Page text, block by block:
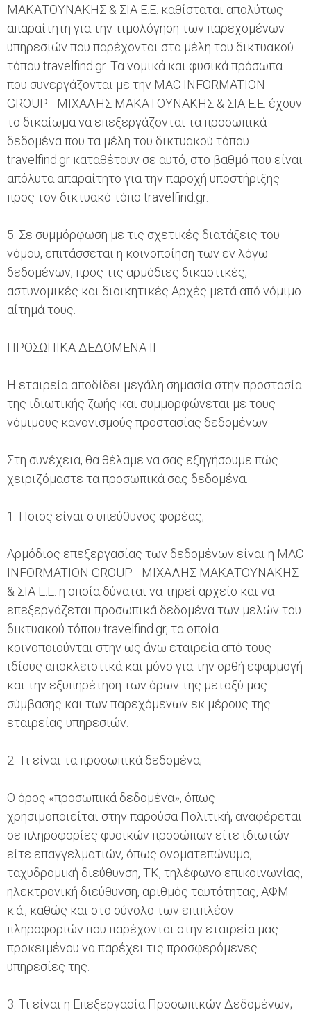
ΜΑΚΑΤΟΥΝΑΚΗΣ & ΣΙΑ Ε.Ε. καθίσταται απολύτως
απαραίτητη για την τιμολόγηση των παρεχομένων
υπηρεσιών που παρέχονται στα μέλη του δικτυακού
τόπου travelfind.gr. Τα νομικά και φυσικά πρόσωπα
που συνεργάζονται με την MAC INFORMATION
GROUP - ΜΙΧΑΛΗΣ ΜΑΚΑΤΟΥΝΑΚΗΣ & ΣΙΑ Ε.Ε. έχουν
το δικαίωμα να επεξεργάζονται τα προσωπικά
δεδομένα που τα μέλη του δικτυακού τόπου
travelfind.gr καταθέτουν σε αυτό, στο βαθμό που είναι
απόλυτα απαραίτητο για την παροχή υποστήριξης
προς τον δικτυακό τόπο travelfind.gr.
5. Σε συμμόρφωση με τις σχετικές διατάξεις του
νόμου, επιτάσσεται η κοινοποίηση των εν λόγω
δεδομένων, προς τις αρμόδιες δικαστικές,
αστυνομικές και διοικητικές Αρχές μετά από νόμιμο
αίτημά τους.
ΠΡΟΣΩΠΙΚΑ ΔΕΔΟΜΕΝΑ ΙΙ
Η εταιρεία αποδίδει μεγάλη σημασία στην προστασία
της ιδιωτικής ζωής και συμμορφώνεται με τους
νόμιμους κανονισμούς προστασίας δεδομένων.
Στη συνέχεια, θα θέλαμε να σας εξηγήσουμε πώς
χειριζόμαστε τα προσωπικά σας δεδομένα.
1. Ποιος είναι ο υπεύθυνος φορέας;
Αρμόδιος επεξεργασίας των δεδομένων είναι η MAC
INFORMATION GROUP - ΜΙΧΑΛΗΣ ΜΑΚΑΤΟΥΝΑΚΗΣ
& ΣΙΑ Ε.Ε. η οποία δύναται να τηρεί αρχείο και να
επεξεργάζεται προσωπικά δεδομένα των μελών του
δικτυακού τόπου travelfind.gr, τα οποία
κοινοποιούνται στην ως άνω εταιρεία από τους
ιδίους αποκλειστικά και μόνο για την ορθή εφαρμογή
και την εξυπηρέτηση των όρων της μεταξύ μας
σύμβασης και των παρεχόμενων εκ μέρους της
εταιρείας υπηρεσιών.
2. Τι είναι τα προσωπικά δεδομένα;
Ο όρος «προσωπικά δεδομένα», όπως
χρησιμοποιείται στην παρούσα Πολιτική, αναφέρεται
σε πληροφορίες φυσικών προσώπων είτε ιδιωτών
είτε επαγγελματιών, όπως ονοματεπώνυμο,
ταχυδρομική διεύθυνση, ΤΚ, τηλέφωνο επικοινωνίας,
ηλεκτρονική διεύθυνση, αριθμός ταυτότητας, ΑΦΜ
κ.ά., καθώς και στο σύνολο των επιπλέον
πληροφοριών που παρέχονται στην εταιρεία μας
προκειμένου να παρέχει τις προσφερόμενες
υπηρεσίες της.
3. Τι είναι η Επεξεργασία Προσωπικών Δεδομένων;